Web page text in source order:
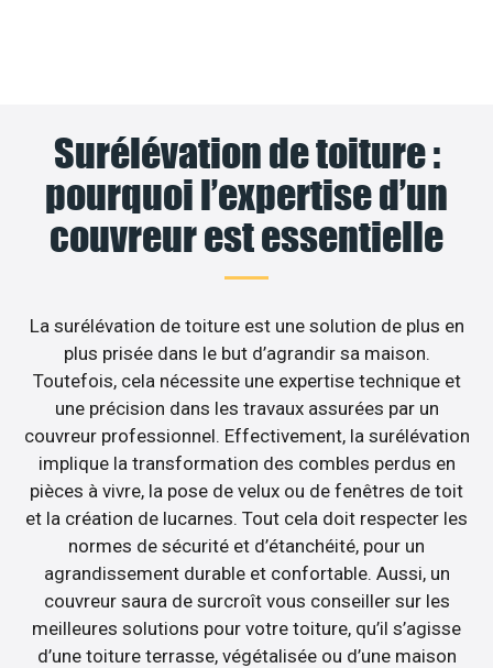
Surélévation de toiture :
pourquoi l’expertise d’un
couvreur est essentielle
La surélévation de toiture est une solution de plus en
plus prisée dans le but d’agrandir sa maison.
Toutefois, cela nécessite une expertise technique et
une précision dans les travaux assurées par un
couvreur professionnel. Effectivement, la surélévation
implique la transformation des combles perdus en
pièces à vivre, la pose de velux ou de fenêtres de toit
et la création de lucarnes. Tout cela doit respecter les
normes de sécurité et d’étanchéité, pour un
agrandissement durable et confortable. Aussi, un
couvreur saura de surcroît vous conseiller sur les
meilleures solutions pour votre toiture, qu’il s’agisse
d’une toiture terrasse, végétalisée ou d’une maison